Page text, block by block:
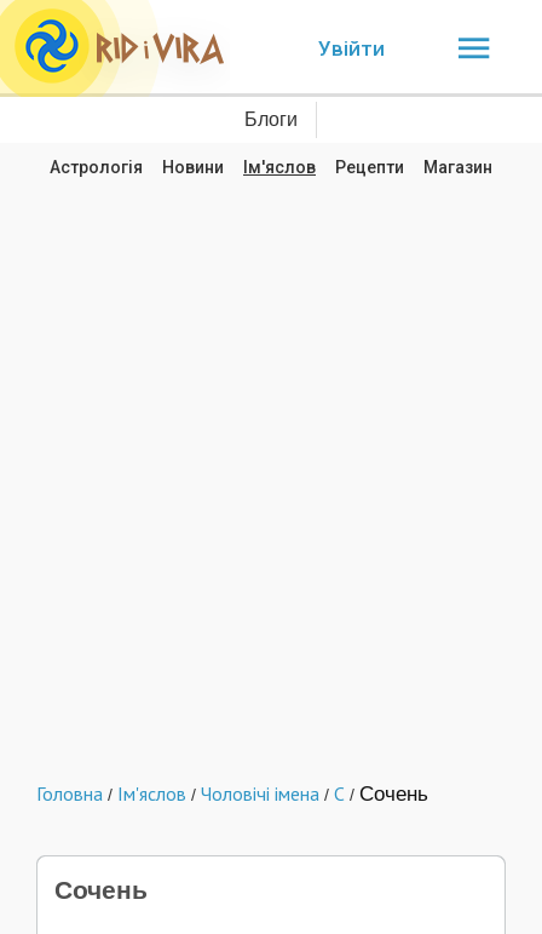
Увійти
Блоги
Астрологія Новини Ім'яслов Рецепти Магазин
Головна / Ім'яслов / Чоловічі імена / С / Сочень
Сочень